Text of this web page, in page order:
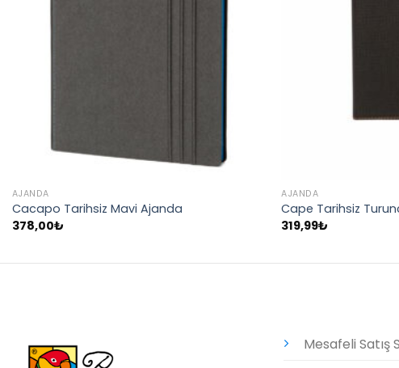
AJANDA
Cacapo Tarihsiz Mavi Ajanda
378,00₺
AJANDA
Cape Tarihsiz
319,99₺
Mesafeli Satış